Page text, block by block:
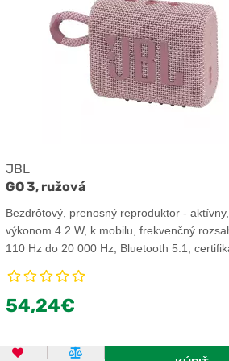
JBL
GO 3, ružová
Bezdrôtový, prenosný reproduktor -
výkonom 4.2 W, k mobilu, frekvenčný
110 Hz do 20 000 Hz, Bluetooth 5.1,
Android, výdrž batérie 5 h.
54,24€